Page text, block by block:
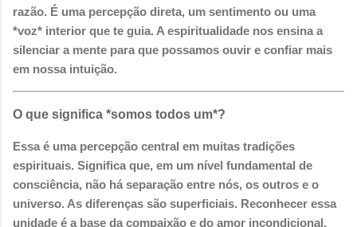
razão. É uma percepção direta, um sentimento ou uma
*voz* interior que te guia. A espiritualidade nos ensina a
silenciar a mente para que possamos ouvir e confiar mais
em nossa intuição.
O que significa *somos todos um*?
Essa é uma percepção central em muitas tradições
espirituais. Significa que, em um nível fundamental de
consciência, não há separação entre nós, os outros e o
universo. As diferenças são superficiais. Reconhecer essa
unidade é a base da compaixão e do amor incondicional.